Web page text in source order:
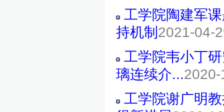
工学院陶建军
持机制 2021-04-
工学院韦小丁
璃连续介...
工学院谢广明